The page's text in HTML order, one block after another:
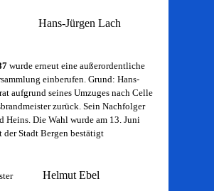
Hans-Jürgen Lach
wurde erneut eine außerordentliche
einberufen. Grund: Hans-
aufgrund seines Umzuges nach Celle
zurück. Sein Nachfolger
Heins. Die Wahl wurde am 13. Juni
der Stadt Bergen bestätigt
Helmut Ebel